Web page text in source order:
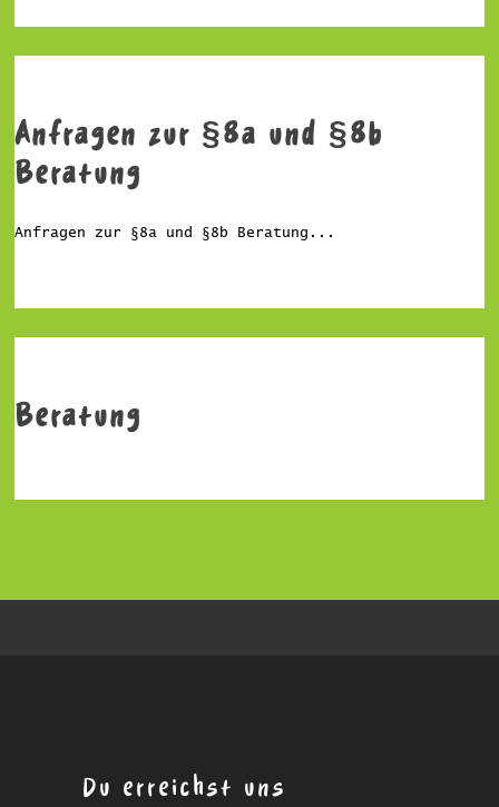
Anfragen zur §8a und §8b
Beratung
Anfragen zur §8a und §8b Beratung...
Beratung
Du erreichst uns